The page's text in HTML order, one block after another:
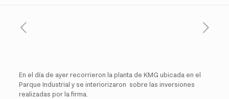
En el día de ayer recorrieron la planta de KMG ubicada en el
Parque Industrial y se interiorizaron sobre las inversiones
realizadas por la firma.